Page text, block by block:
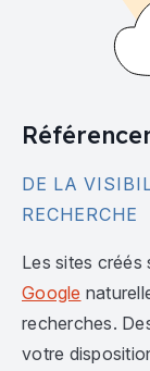
DE LA
RECHERCHE
Les sites créés
Google
recherches.
votre